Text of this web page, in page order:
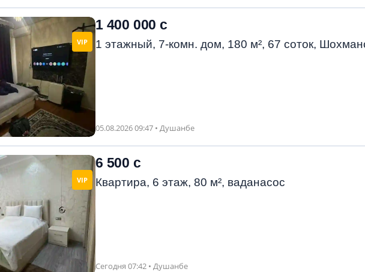
VIP
1 400 000 с
1 этажный, 7-комн. дом, 180 м², 67 соток,
05.08.2026 09:47 • Душанбе
VIP
6 500 с
Квартира, 6 этаж, 80 м², ваданасос
Сегодня 07:42 • Душанбе